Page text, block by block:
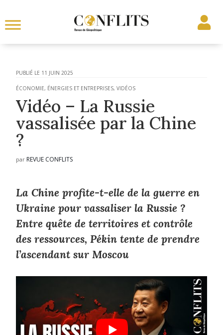
11 JUIN 2025
ÉCONOMIE, ÉNERGIES ET ENTREPRISES,VIDÉOS
Vidéo – La Russie
vassalisée par la Chine
?
par REVUE CONFLITS
La Chine profite-t-elle de la guerre en
Ukraine pour vassaliser la Russie ?
Entre quête de territoires et contrôle
des ressources, Pékin tente de prendre
l’ascendant sur Moscou